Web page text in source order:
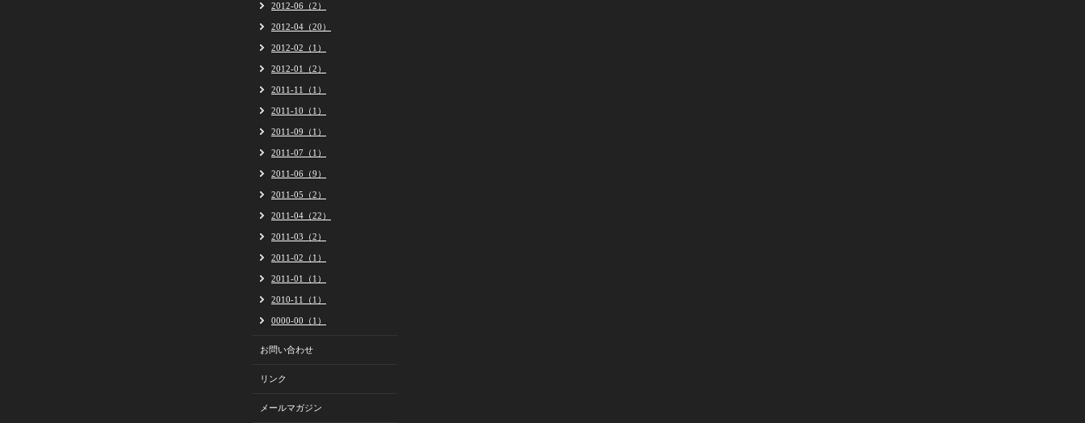
2012-06（2）
2012-04（20）
2012-02（1）
2012-01（2）
2011-11（1）
2011-10（1）
2011-09（1）
2011-07（1）
2011-06（9）
2011-05（2）
2011-04（22）
2011-03（2）
2011-02（1）
2011-01（1）
2010-11（1）
0000-00（1）
お問い合わせ
リンク
メールマガジン